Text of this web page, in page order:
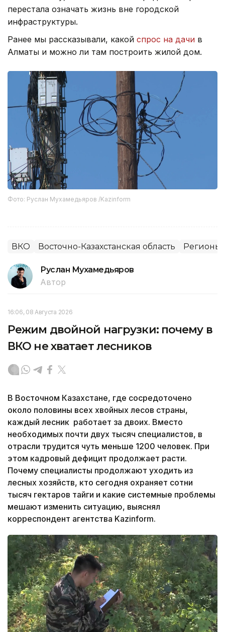
перестала означать жизнь вне городской
инфраструктуры.
Ранее мы рассказывали, какой спрос на дачи в
Алматы и можно ли там построить жилой дом.
Фото: Руслан Мухамедьяров /Kazinform
ВКО Восточно-Казахстанская область Регионы
Руслан Мухамедьяров
Автор
16:06, 08 Августа 2026
Режим двойной нагрузки: почему в
ВКО не хватает лесников
В Восточном Казахстане, где сосредоточено
около половины всех хвойных лесов страны,
каждый лесник работает за двоих. Вместо
необходимых почти двух тысяч специалистов, в
отрасли трудится чуть меньше 1200 человек. При
этом кадровый дефицит продолжает расти.
Почему специалисты продолжают уходить из
лесных хозяйств, кто сегодня охраняет сотни
тысяч гектаров тайги и какие системные проблемы
мешают изменить ситуацию, выяснял
корреспондент агентства Kazinform.